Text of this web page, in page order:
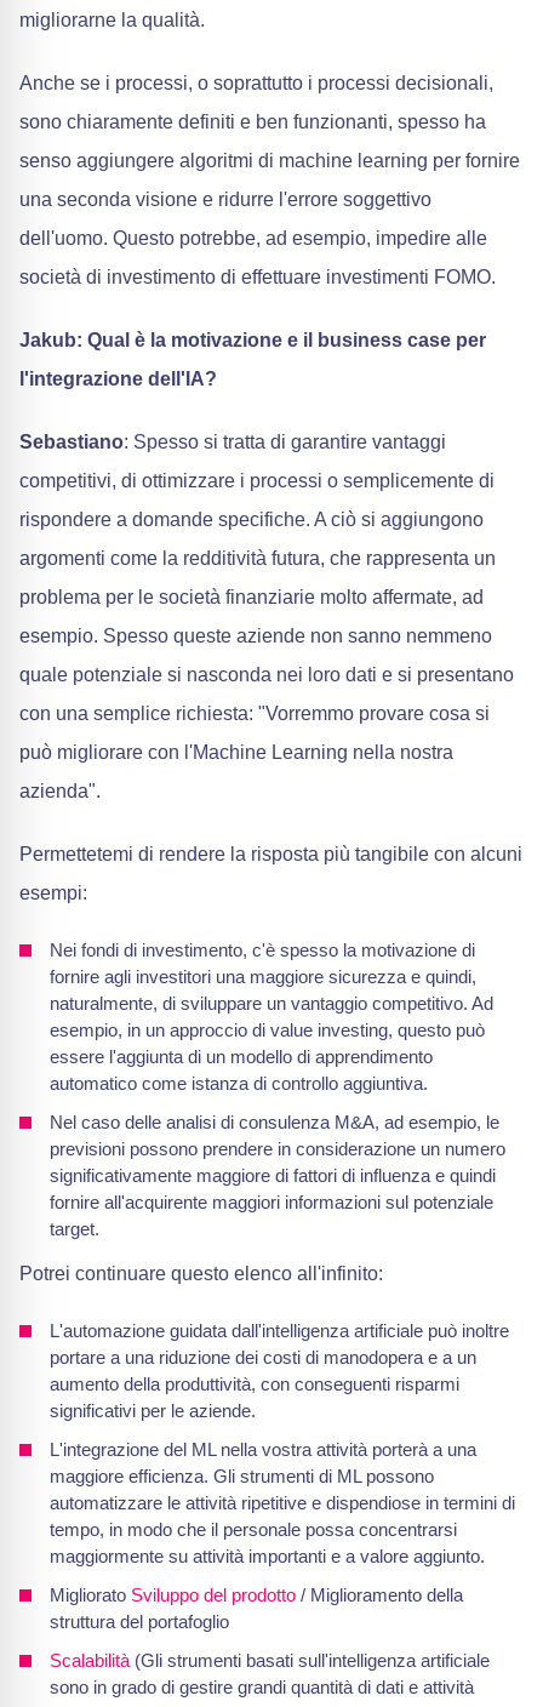
migliorarne la qualità.
Anche se i processi, o soprattutto i processi decisionali,
sono chiaramente definiti e ben funzionanti, spesso ha
senso aggiungere algoritmi di machine learning per fornire
una seconda visione e ridurre l'errore soggettivo
dell'uomo. Questo potrebbe, ad esempio, impedire alle
società di investimento di effettuare investimenti FOMO.
Jakub: Qual è la motivazione e il business case per
l'integrazione dell'IA?
Sebastiano: Spesso si tratta di garantire vantaggi
competitivi, di ottimizzare i processi o semplicemente di
rispondere a domande specifiche. A ciò si aggiungono
argomenti come la redditività futura, che rappresenta un
problema per le società finanziarie molto affermate, ad
esempio. Spesso queste aziende non sanno nemmeno
quale potenziale si nasconda nei loro dati e si presentano
con una semplice richiesta: "Vorremmo provare cosa si
può migliorare con l'Machine Learning nella nostra
azienda".
Permettetemi di rendere la risposta più tangibile con alcuni
esempi:
Nei fondi di investimento, c'è spesso la motivazione di
fornire agli investitori una maggiore sicurezza e quindi,
naturalmente, di sviluppare un vantaggio competitivo. Ad
esempio, in un approccio di value investing, questo può
essere l'aggiunta di un modello di apprendimento
automatico come istanza di controllo aggiuntiva.
Nel caso delle analisi di consulenza M&A, ad esempio, le
previsioni possono prendere in considerazione un numero
significativamente maggiore di fattori di influenza e quindi
fornire all'acquirente maggiori informazioni sul potenziale
target.
Potrei continuare questo elenco all'infinito:
L'automazione guidata dall'intelligenza artificiale può inoltre
portare a una riduzione dei costi di manodopera e a un
aumento della produttività, con conseguenti risparmi
significativi per le aziende.
L'integrazione del ML nella vostra attività porterà a una
maggiore efficienza. Gli strumenti di ML possono
automatizzare le attività ripetitive e dispendiose in termini di
tempo, in modo che il personale possa concentrarsi
maggiormente su attività importanti e a valore aggiunto.
Migliorato Sviluppo del prodotto / Miglioramento della
struttura del portafoglio
Scalabilità (Gli strumenti basati sull'intelligenza artificiale
sono in grado di gestire grandi quantità di dati e attività